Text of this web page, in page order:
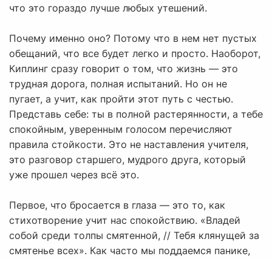
что это гораздо лучше любых утешений.
Почему именно оно? Потому что в нем нет пустых
обещаний, что все будет легко и просто. Наоборот,
Киплинг сразу говорит о том, что жизнь — это
трудная дорога, полная испытаний. Но он не
пугает, а учит, как пройти этот путь с честью.
Представь себе: ты в полной растерянности, а тебе
спокойным, уверенным голосом перечисляют
правила стойкости. Это не наставления учителя,
это разговор старшего, мудрого друга, который
уже прошел через всё это.
Первое, что бросается в глаза — это то, как
стихотворение учит нас спокойствию. «Владей
собой среди толпы смятенной, // Тебя клянущей за
смятенье всех». Как часто мы поддаемся панике,